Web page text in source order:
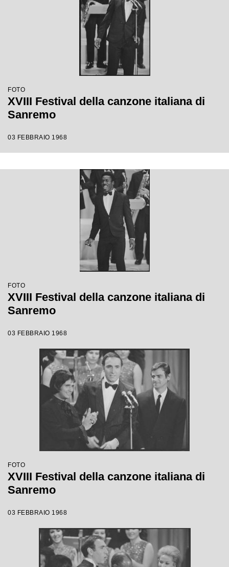
FOTO
XVIII Festival della canzone italiana di
Sanremo
03 FEBBRAIO 1968
FOTO
XVIII Festival della canzone italiana di
Sanremo
03 FEBBRAIO 1968
FOTO
XVIII Festival della canzone italiana di
Sanremo
03 FEBBRAIO 1968